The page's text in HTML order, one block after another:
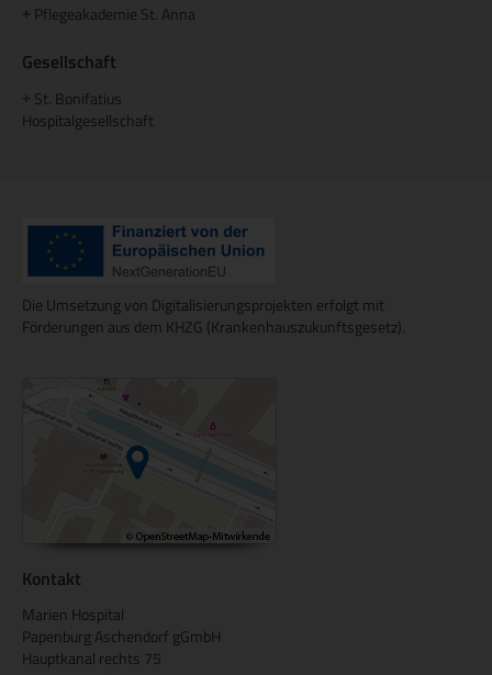
+ Pflegeakademie St. Anna
Gesellschaft
St. Bonifatius
Hospitalgesellschaft
Die Umsetzung von Digitalisierungsprojekten erfolgt mit
Förderungen aus dem KHZG (Krankenhauszukunftsgesetz).
Kontakt
Marien Hospital
Papenburg Aschendorf gGmbH
Hauptkanal rechts 75